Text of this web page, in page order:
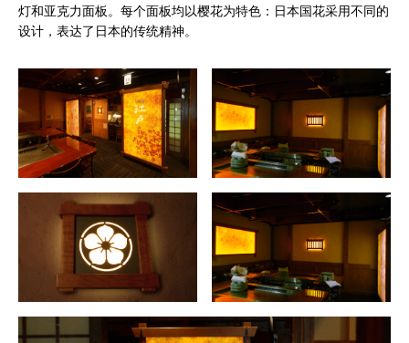
灯和亚克力面板。每个面板均以樱花为特色：日本国花采用不同的
设计，表达了日本的传统精神。